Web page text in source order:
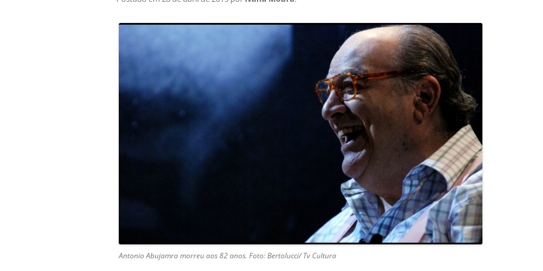
Antonio Abujamra morreu aos 82 anos. Foto: Bertolucci/ Tv Cultura